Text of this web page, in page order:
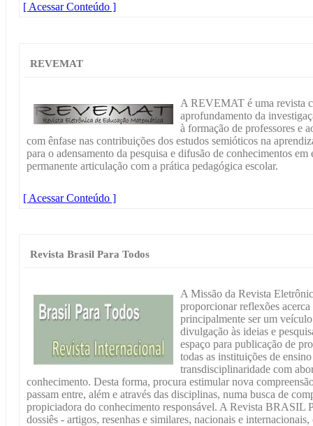
[ Acessar Conteúdo ]
REVEMAT
A REVEMAT é uma revista
aprofundamento da
à formação de professores e
com ênfase nas contribuições dos estudos semióticos na
para o adensamento da pesquisa e difusão de conhecimentos
permanente articulação com a prática pedagógica escolar.
[ Acessar Conteúdo ]
Revista Brasil Para Todos
A Missão da Revista
proporcionar reflexões acerca
principalmente ser um
divulgação às ideias e
espaço para publicação de
todas as instituições de
transdisciplinaridade com
conhecimento. Desta forma, procura estimular nova
passam entre, além e através das disciplinas, numa busca de
propiciadora do conhecimento responsável. A Revista BRASIL
dossiês - artigos, resenhas e similares, nacionais e